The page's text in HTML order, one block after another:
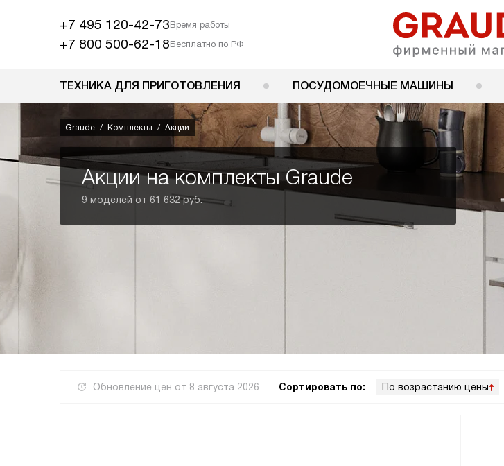
+7 495 120-42-73Время работы
+7 800 500-62-18Бесплатно по РФ
ТЕХНИКА ДЛЯ ПРИГОТОВЛЕНИЯ ПОСУДОМОЕЧНЫЕ МАШИНЫ
Graude Комплекты Акции
Акции на комплекты Graude
9 моделей от 61 632 руб.
Обновление цен от 8 августа 2026 Сортировать по: По возрастанию цены